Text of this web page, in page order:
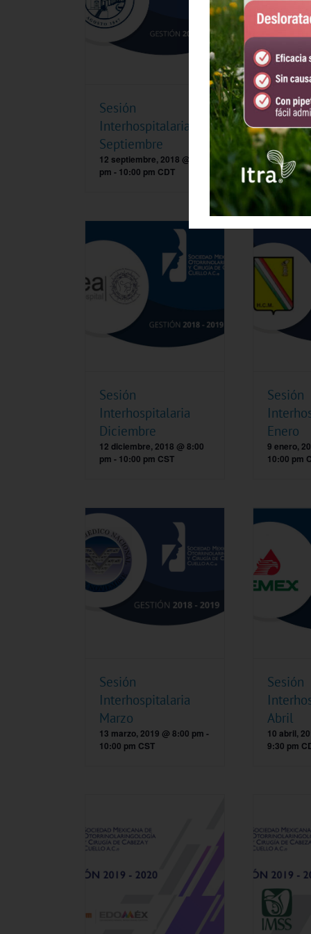
Sesión
Interhospitalaria
Septiembre
12 septiembre, 2018 @ 8:00
pm - 10:00 pm CDT
Sesión
Octubre
17
-10:00 pm
Sesión
Interhospitalaria
Diciembre
12 diciembre, 2018 @ 8:00
pm - 10:00 pm CST
Sesión
Enero
9 enero,
10:00 pm
Sesión
Interhospitalaria
Marzo
13 marzo, 2019 @ 8:00 pm -
10:00 pm CST
Sesión
Abril
10 abril,
9:30 pm